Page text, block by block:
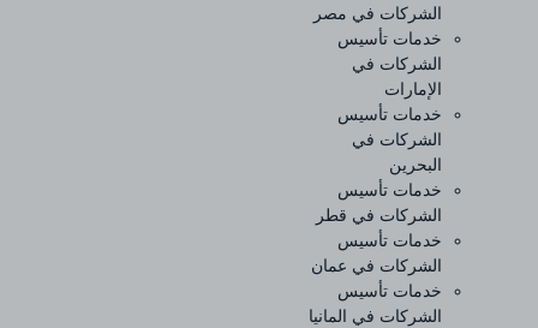
الشركات في مصر
خدمات تأسيس
الشركات في
الإمارات
خدمات تأسيس
الشركات في
البحرين
خدمات تأسيس
الشركات في قطر
خدمات تأسيس
الشركات في عمان
خدمات تأسيس
الشركات في المانيا